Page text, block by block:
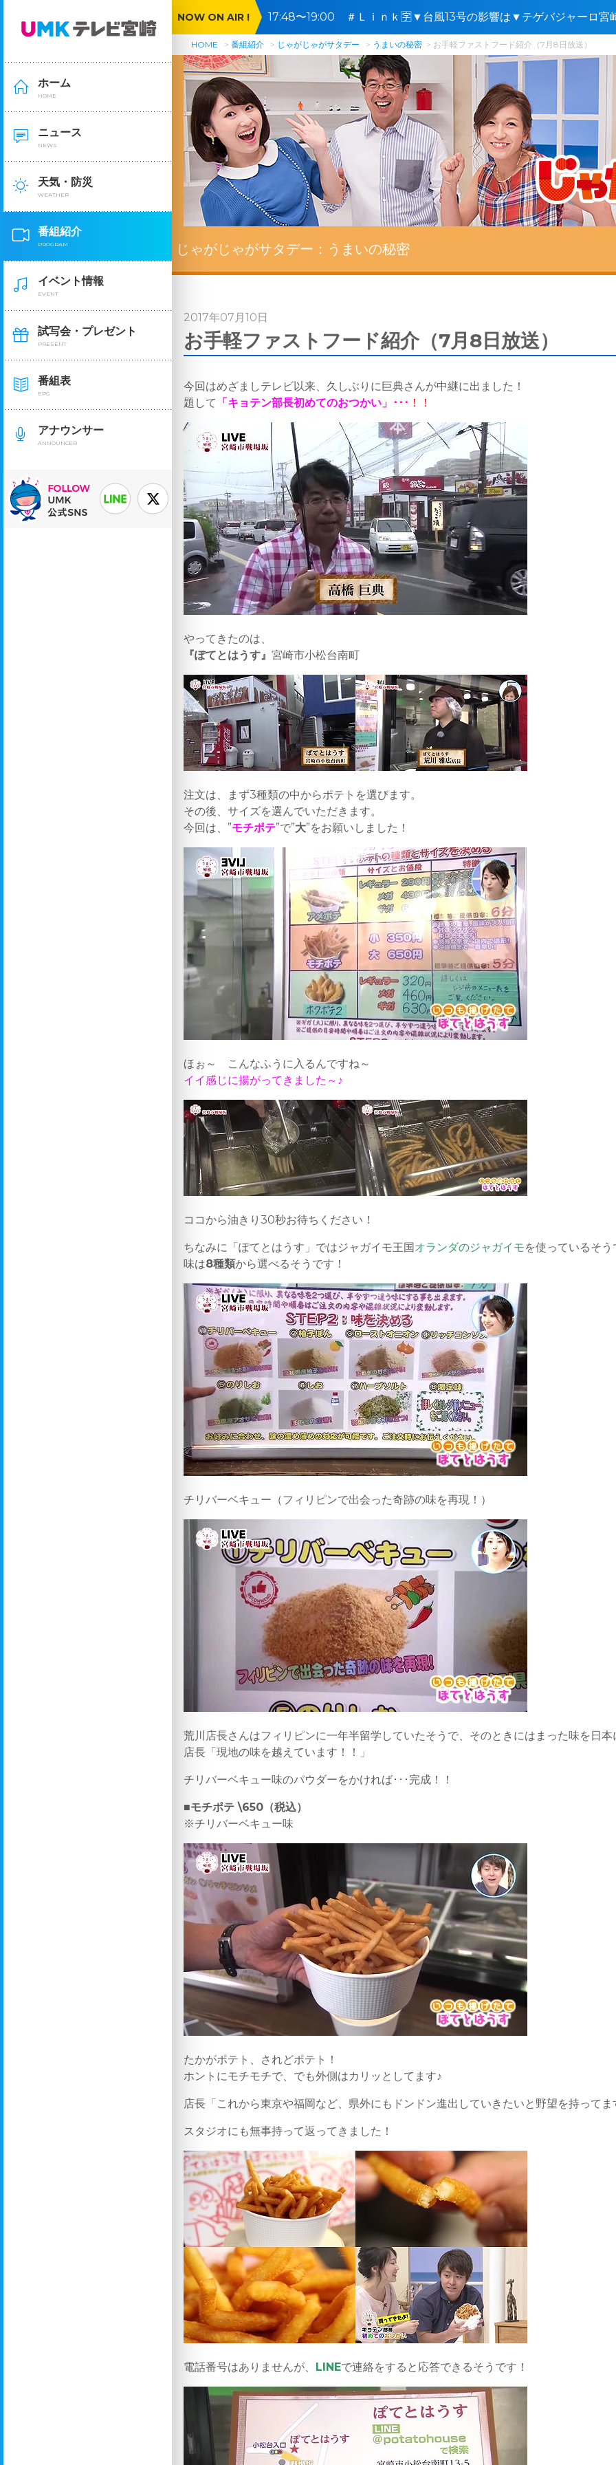
ホーム
HOME
ニュース
NEWS
天気・防災
WEATHER
番組紹介
PROGRAM
イベント情報
EVENT
試写会・プレゼント
PRESENT
番組表
EPG
アナウンサー
ANNOUNCER
NOW ON AIR !
17:48〜19:00 ＃Ｌｉｎｋ🈑▼台風13号の影響は▼テゲバジャーロ宮
語る▼花の日
HOME 番組紹介 じゃがじゃがサタデー うまいの秘密 お手軽ファストフード紹介（7月8日放送）
じゃがじゃがサタデー： うまいの秘密
2017年07月10日
お手軽ファストフード紹介（7月8日放送）
今回はめざましテレビ以来、久しぶりに巨典さんが中継に出ました！
題して 「キョテン部長初めてのおつかい」･･･ ！！
やってきたのは、
『ぽてとはうす』 宮崎市小松台南町
注文は、まず3種類の中からポテトを選びます。
その後、サイズを選んでいただきます。
今回は、”モチポテ”で”大”をお願いしました！
ほぉ～ こんなふうに入るんですね～
イイ感じに揚がってきました～♪
ココから油きり30秒お待ちください！
ちなみに「ぽてとはうす」ではジャガイモ王国 オランダのジャガイモを使っているそう
味は8種類から選べるそうです！
チリバーベキュー（フィリピンで出会った奇跡の味を再現！）
荒川店長さんはフィリピンに一年半留学していたそうで、そのときにはまった味を日
店長「現地の味を越えています！！」
チリバーベキュー味のパウダーをかければ･･･完成！！
■モチポテ \650（税込）
※チリバーベキュー味
たかがポテト、されどポテト！
ホントにモチモチで、でも外側はカリッとしてます♪
店長「これから東京や福岡など、県外にもドンドン進出していきたいと野望を持ってま
スタジオにも無事持って返ってきました！
電話番号はありませんが、 LINEで連絡をすると応答できるそうです！